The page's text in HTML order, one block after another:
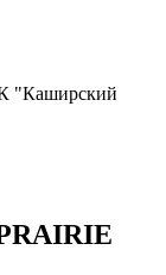
"Каширский